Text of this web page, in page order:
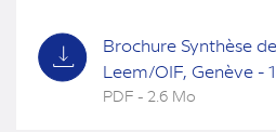
Brochure Synthèse
Leem/OIF, Genève -
PDF - 2.6 Mo